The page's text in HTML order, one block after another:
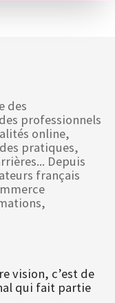
des
professionnels
online,
pratiques,
Depuis
français
vision, c’est de
qui fait partie